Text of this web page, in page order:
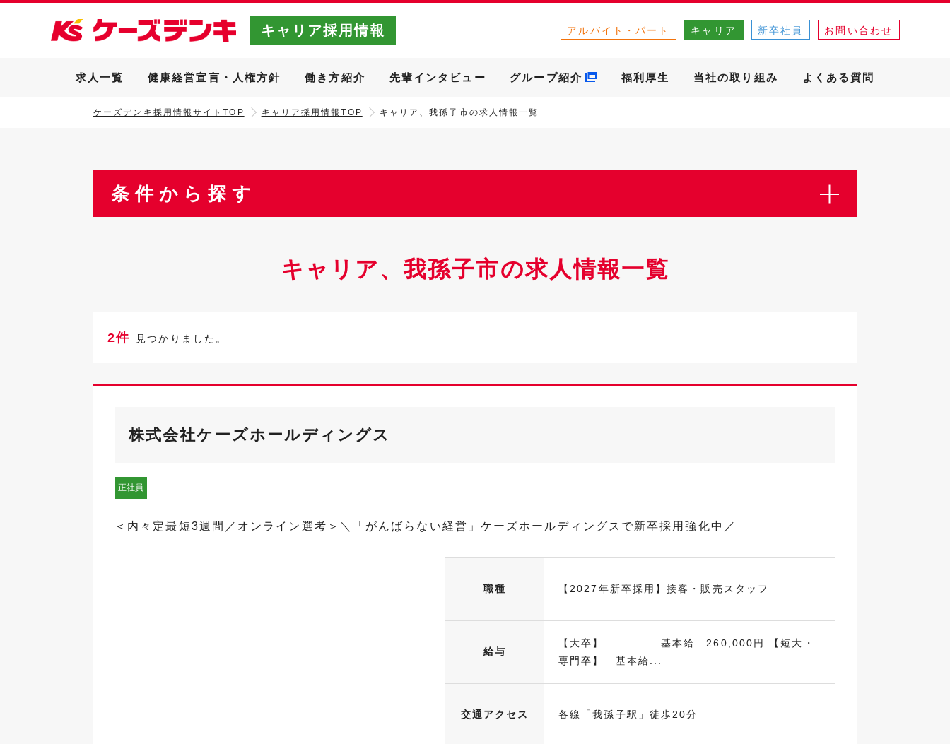
キャリア採用情報 アルバイト・パート キャリア 新卒社員 お問い合わせ
求人一覧 健康経営宣言・人権方針 働き方紹介 先輩インタビュー グループ紹介 福利厚生 当社の取り組み よくある質問
ケーズデンキ採用情報サイトTOP キャリア採用情報TOP キャリア、我孫子市の求人情報一覧
条件から探す
キャリア、我孫子市の求人情報一覧
2件 見つかりました。
株式会社ケーズホールディングス
正社員
＜内々定最短3週間／オンライン選考＞＼「がんばらない経営」ケーズホールディングスで新卒採用強化中／
職種 【2027年新卒採用】接客・販売スタッフ
給与
【大卒】 基本給 260,000円 【短大・
専門卒】 基本給...
交通アクセス 各線「我孫子駅」徒歩20分